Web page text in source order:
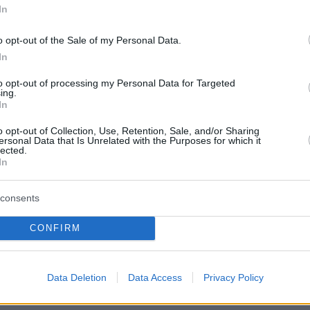
opt-out of the Sale of my Personal Data.
opt-out of processing my Personal Data for Targeted
opt-out of Collection, Use, Retention, Sale, and/or Sharing
Data that Is Unrelated with the Purposes for which it
CONFIRM
Data Deletion Data Access Privacy Policy
γήπεδα ποδοσφαίρου και μπάσκετ και
θα πρέπει να εξεταστεί από την Πολιτεία και
protothema.gr στο Google Newsκαι μάθετε πρώτοι
στοProtothema.gr